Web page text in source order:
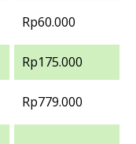
Rp60.000
Rp175.000
Rp779.000